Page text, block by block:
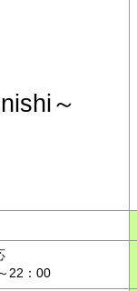
～
22：00